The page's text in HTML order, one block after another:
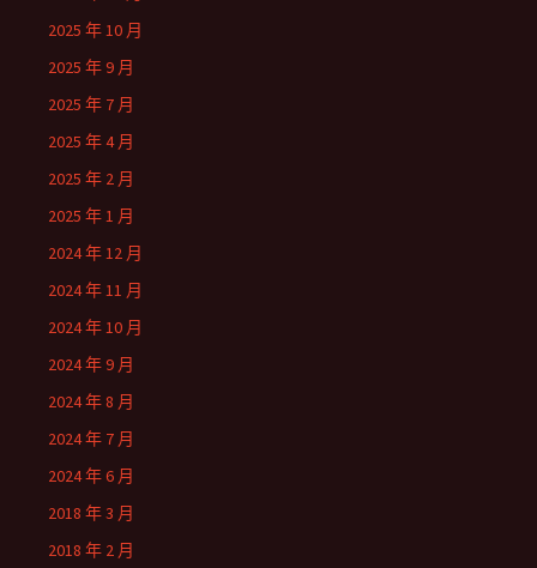
2025 年 10 月
2025 年 9 月
2025 年 7 月
2025 年 4 月
2025 年 2 月
2025 年 1 月
2024 年 12 月
2024 年 11 月
2024 年 10 月
2024 年 9 月
2024 年 8 月
2024 年 7 月
2024 年 6 月
2018 年 3 月
2018 年 2 月